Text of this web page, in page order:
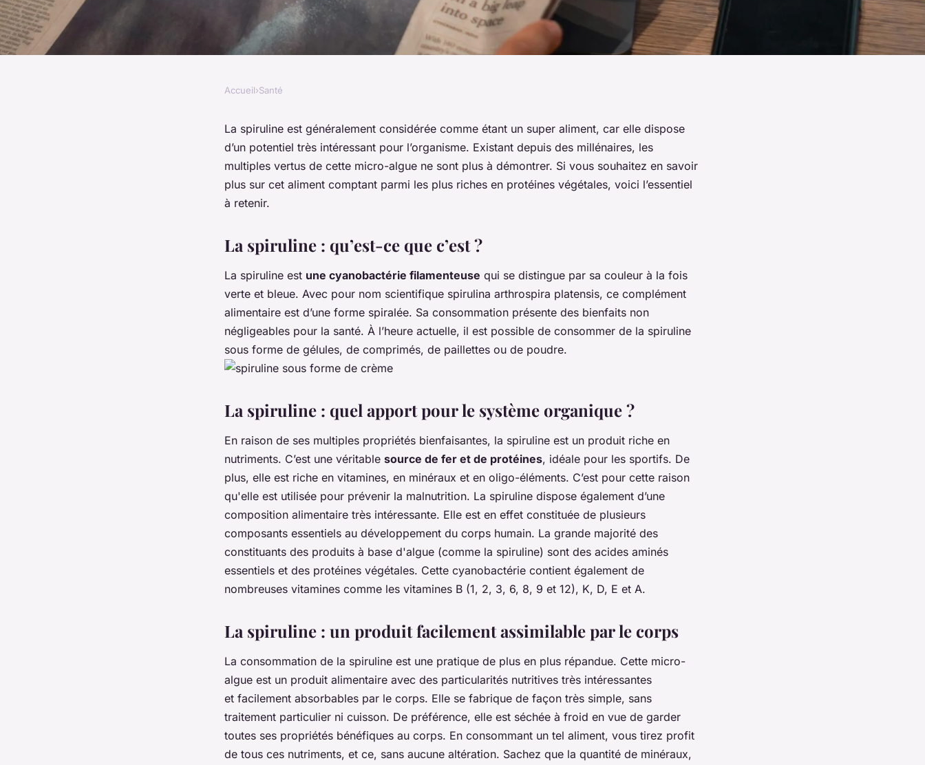
La spiruline : définition, intérêts,
formes de spiruline
Accueil›Santé
La spiruline est généralement considérée comme étant un super aliment, car elle dispose
d’un potentiel très intéressant pour l’organisme. Existant depuis des millénaires, les
multiples vertus de cette micro-algue ne sont plus à démontrer. Si vous souhaitez en savoir
plus sur cet aliment comptant parmi les plus riches en protéines végétales, voici l’essentiel
à retenir.
La spiruline : qu’est-ce que c’est ?
La spiruline est une cyanobactérie filamenteuse qui se distingue par sa couleur à la fois
verte et bleue. Avec pour nom scientifique spirulina arthrospira platensis, ce complément
alimentaire est d’une forme spiralée. Sa consommation présente des bienfaits non
négligeables pour la santé. À l’heure actuelle, il est possible de consommer de la spiruline
sous forme de gélules, de comprimés, de paillettes ou de poudre.
La spiruline : quel apport pour le système organique ?
En raison de ses multiples propriétés bienfaisantes, la spiruline est un produit riche en
nutriments. C’est une véritable source de fer et de protéines, idéale pour les sportifs. De
plus, elle est riche en vitamines, en minéraux et en oligo-éléments. C’est pour cette raison
qu'elle est utilisée pour prévenir la malnutrition. La spiruline dispose également d’une
composition alimentaire très intéressante. Elle est en effet constituée de plusieurs
composants essentiels au développement du corps humain. La grande majorité des
constituants des produits à base d'algue (comme la spiruline) sont des acides aminés
essentiels et des protéines végétales. Cette cyanobactérie contient également de
nombreuses vitamines comme les vitamines B (1, 2, 3, 6, 8, 9 et 12), K, D, E et A.
La spiruline : un produit facilement assimilable par le corps
La consommation de la spiruline est une pratique de plus en plus répandue. Cette micro-
algue est un produit alimentaire avec des particularités nutritives très intéressantes
et facilement absorbables par le corps. Elle se fabrique de façon très simple, sans
traitement particulier ni cuisson. De préférence, elle est séchée à froid en vue de garder
toutes ses propriétés bénéfiques au corps. En consommant un tel aliment, vous tirez profit
de tous ces nutriments, et ce, sans aucune altération. Sachez que la quantité de minéraux,